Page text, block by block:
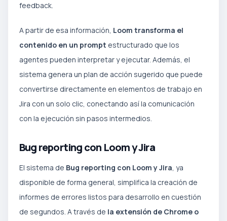
feedback.
A partir de esa información, Loom transforma el
contenido en un prompt estructurado que los
agentes pueden interpretar y ejecutar. Además, el
sistema genera un plan de acción sugerido que puede
convertirse directamente en elementos de trabajo en
Jira con un solo clic, conectando así la comunicación
con la ejecución sin pasos intermedios.
Bug reporting con Loom y Jira
El sistema de Bug reporting con Loom y Jira, ya
disponible de forma general, simplifica la creación de
informes de errores listos para desarrollo en cuestión
de segundos. A través de la extensión de Chrome o